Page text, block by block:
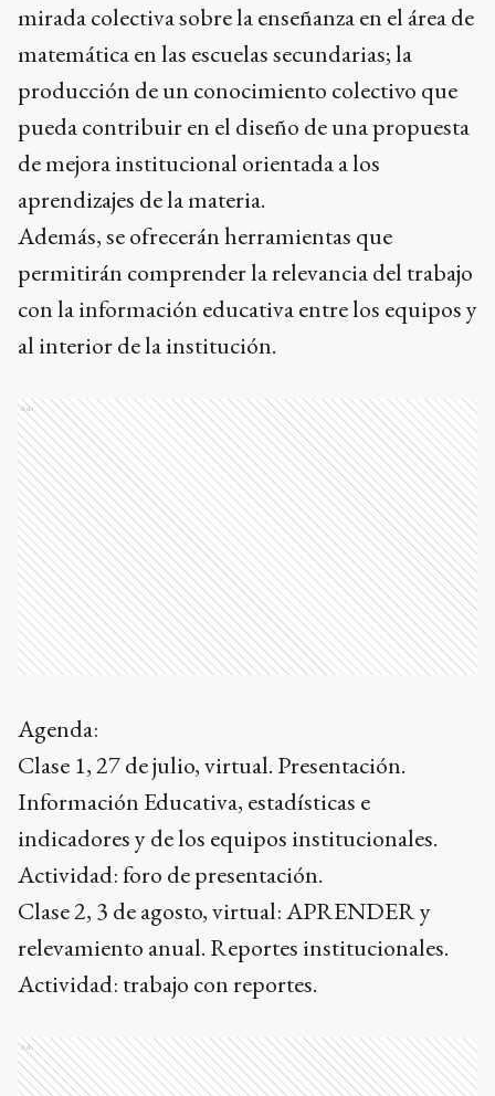
mirada colectiva sobre la enseñanza en el área de
matemática en las escuelas secundarias; la
producción de un conocimiento colectivo que
pueda contribuir en el diseño de una propuesta
de mejora institucional orientada a los
aprendizajes de la materia.
Además, se ofrecerán herramientas que
permitirán comprender la relevancia del trabajo
con la información educativa entre los equipos y
al interior de la institución.
Ads
Agenda:
Clase 1, 27 de julio, virtual. Presentación.
Información Educativa, estadísticas e
indicadores y de los equipos institucionales.
Actividad: foro de presentación.
Clase 2, 3 de agosto, virtual: APRENDER y
relevamiento anual. Reportes institucionales.
Actividad: trabajo con reportes.
Ads